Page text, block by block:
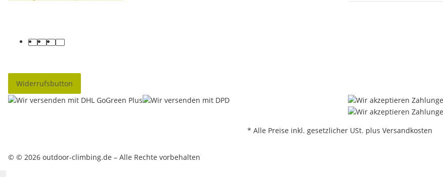
facebook
youtube
instagram
tiktok
Widerrufsbutton
* Alle Preise inkl. gesetzlicher USt. plus Versandkosten
© © 2026 outdoor-climbing.de – Alle Rechte vorbehalten